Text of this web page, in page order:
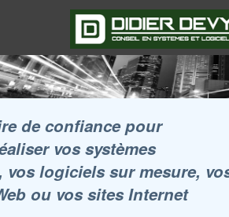
de confiance pour
vos systèmes
vos logiciels sur mesure,
ou vos sites Internet